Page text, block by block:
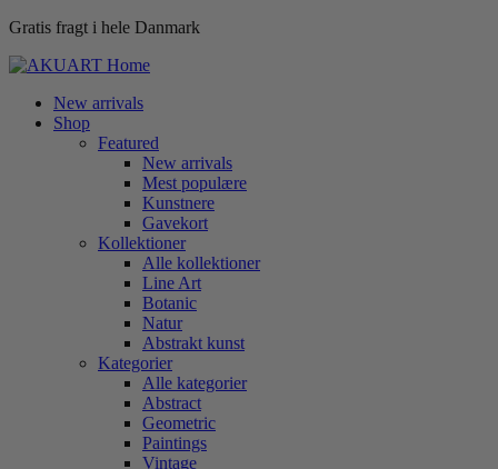
Gratis fragt i hele Danmark
New arrivals
Shop
Featured
New arrivals
Mest populære
Kunstnere
Gavekort
Kollektioner
Alle kollektioner
Line Art
Botanic
Natur
Abstrakt kunst
Kategorier
Alle kategorier
Abstract
Geometric
Paintings
Vintage